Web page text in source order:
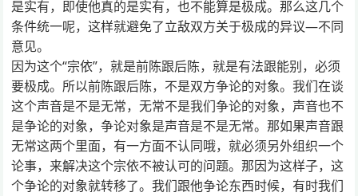
是实有，即使他真的是实有，也不能算是极成。那么这几个
条件统一呢，这样就避免了立敌双方关于极成的异议—不同
意见。
因为这个“宗依”，就是前陈跟后陈，就是有法跟能别，必须
要极成。所以前陈跟后陈，不是双方争论的对象。我们在谈
这个声音是不是无常，无常不是我们争论的对象，声音也不
是争论的对象，争论对象是声音是不是无常。那如果声音跟
无常这两个里面，有一方面不认同哦，就必须另外组织一个
论事，来解决这个宗依不被认可的问题。那因为这样子，这
个争论的对象就转移了。我们跟他争论东西时候，有时我们